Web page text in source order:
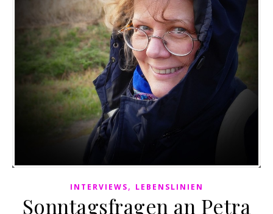
INTERVIEWS, LEBENSLINIEN
Sonntagsfragen an Petra